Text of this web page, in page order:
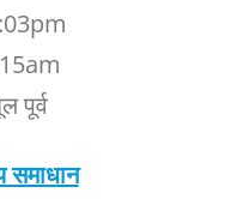
पूर्व
समाधान